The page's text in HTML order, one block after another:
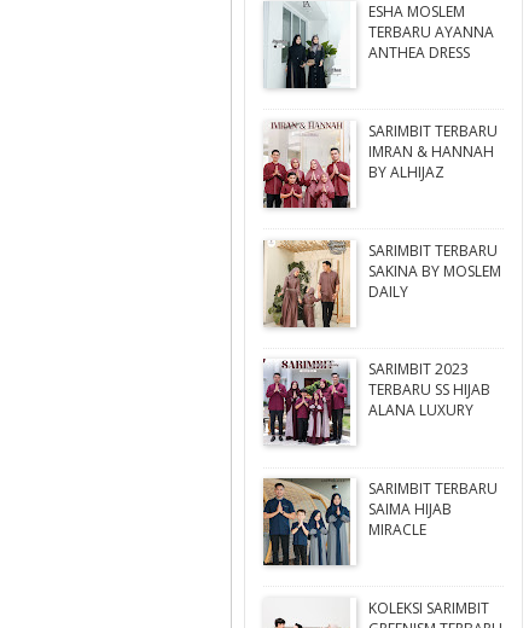
ESHA MOSLEM
TERBARU AYANNA
ANTHEA DRESS
SARIMBIT TERBARU
IMRAN & HANNAH
BY ALHIJAZ
SARIMBIT TERBARU
SAKINA BY MOSLEM
DAILY
SARIMBIT 2023
TERBARU SS HIJAB
ALANA LUXURY
SARIMBIT TERBARU
SAIMA HIJAB
MIRACLE
KOLEKSI SARIMBIT